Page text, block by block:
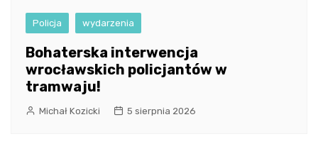
Policja wydarzenia
Bohaterska interwencja
wrocławskich policjantów w
tramwaju!
Michał Kozicki 5 sierpnia 2026